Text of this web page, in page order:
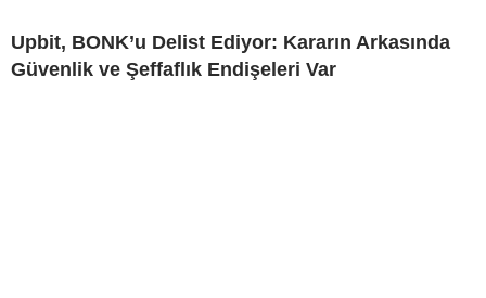
Upbit, BONK’u Delist Ediyor: Kararın Arkasında
Güvenlik ve Şeffaflık Endişeleri Var